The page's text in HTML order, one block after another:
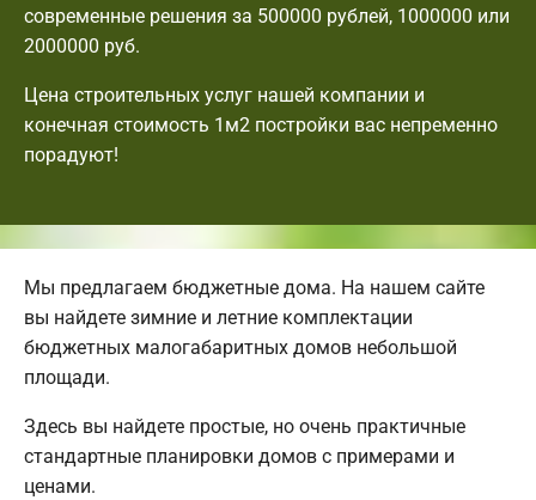
современные решения за 500000 рублей, 1000000 или
2000000 руб.
Цена строительных услуг нашей компании и
конечная стоимость 1м2 постройки вас непременно
порадуют!
Мы предлагаем бюджетные дома. На нашем сайте
вы найдете зимние и летние комплектации
бюджетных малогабаритных домов небольшой
площади.
Здесь вы найдете простые, но очень практичные
стандартные планировки домов с примерами и
ценами.